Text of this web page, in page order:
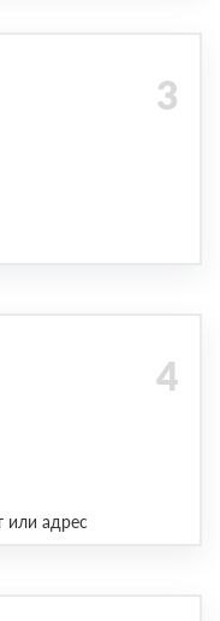
или адрес